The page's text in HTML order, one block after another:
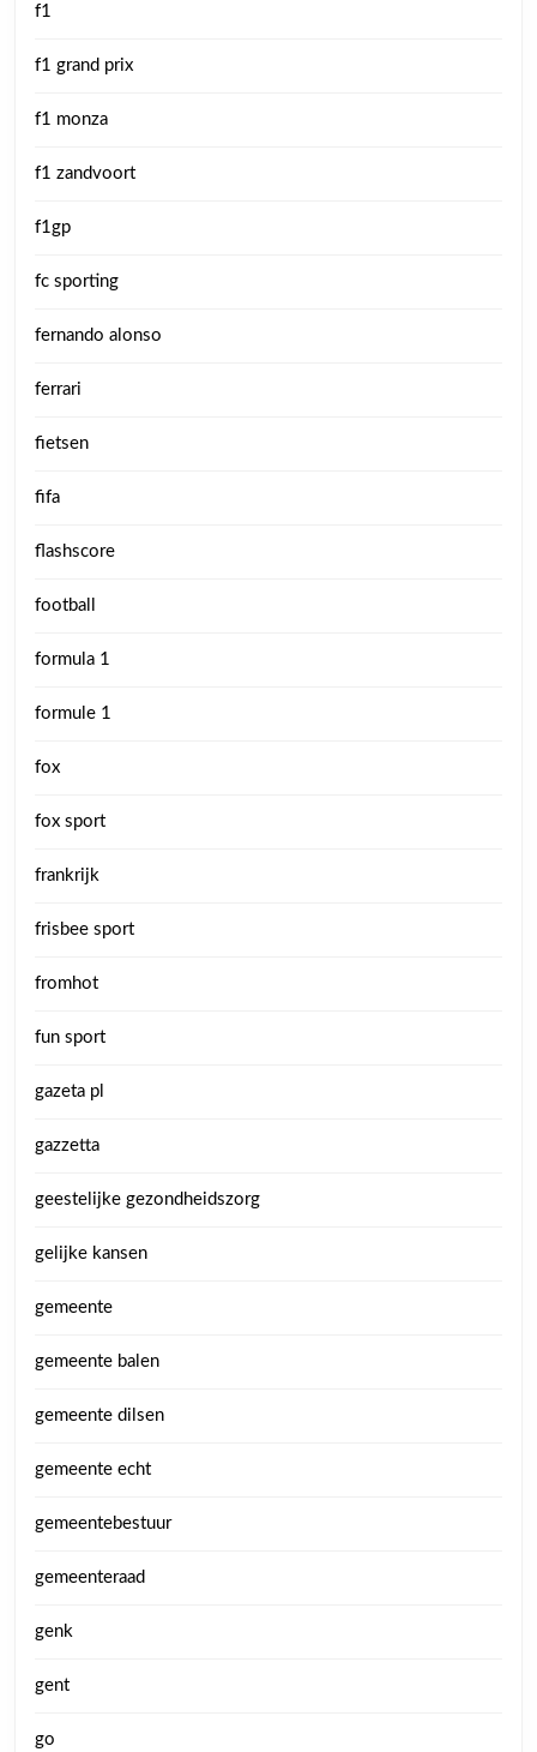
f1
f1 grand prix
f1 monza
f1 zandvoort
f1gp
fc sporting
fernando alonso
ferrari
fietsen
fifa
flashscore
football
formula 1
formule 1
fox
fox sport
frankrijk
frisbee sport
fromhot
fun sport
gazeta pl
gazzetta
geestelijke gezondheidszorg
gelijke kansen
gemeente
gemeente balen
gemeente dilsen
gemeente echt
gemeentebestuur
gemeenteraad
genk
gent
go